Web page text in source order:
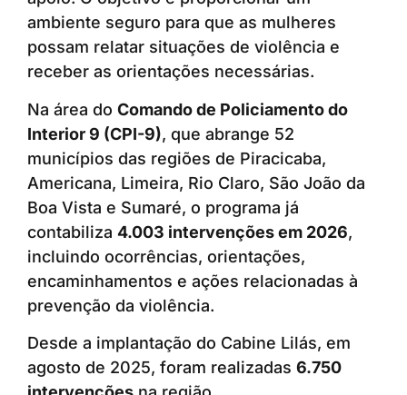
ambiente seguro para que as mulheres
possam relatar situações de violência e
receber as orientações necessárias.
Na área do Comando de Policiamento do
Interior 9 (CPI-9), que abrange 52
municípios das regiões de Piracicaba,
Americana, Limeira, Rio Claro, São João da
Boa Vista e Sumaré, o programa já
contabiliza 4.003 intervenções em 2026,
incluindo ocorrências, orientações,
encaminhamentos e ações relacionadas à
prevenção da violência.
Desde a implantação do Cabine Lilás, em
agosto de 2025, foram realizadas 6.750